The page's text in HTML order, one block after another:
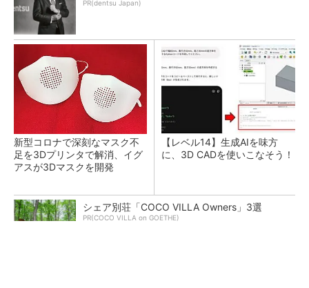
PR(dentsu Japan)
新型コロナで深刻なマスク不
足を3Dプリンタで解消、イグ
アスが3Dマスクを開発
【レベル14】生成AIを味方
に、3D CADを使いこなそう！
シェア別荘「COCO VILLA Owners」3選
PR(COCO VILLA on GOETHE)